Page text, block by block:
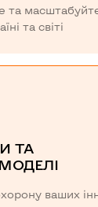
та
та світі
ТА
ваших